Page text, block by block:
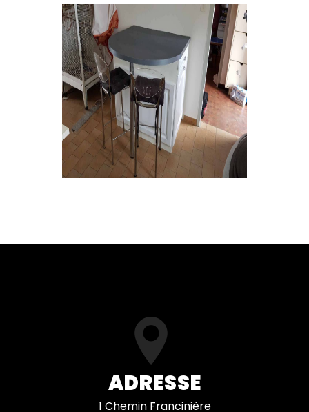
ADRESSE
1 Chemin Francinière